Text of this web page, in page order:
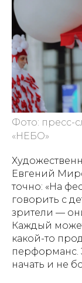
Фото: пресс-
«НЕБО»
Евгений
точно: «На
говорить с
зрители —
Каждый
какой-то
перформанс.
начать и не